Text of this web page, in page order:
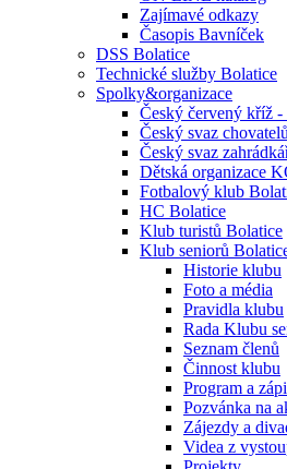
Zajímavé odkazy
Časopis Bavníček
DSS Bolatice
Technické služby Bolatice
Spolky&organizace
Český červený kříž
Český svaz
Český svaz
Dětská organizace
Fotbalový klub
HC Bolatice
Klub turistů Bolatice
Klub seniorů
Historie klubu
Foto a média
Pravidla klubu
Rada Klubu
Seznam členů
Činnost klubu
Program a
Pozvánka na
Zájezdy a
Videa z